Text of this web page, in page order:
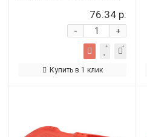
76.34 р.
+
-
Купить в 1 клик